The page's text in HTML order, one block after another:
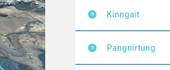
Kinngait
Pangnirtung